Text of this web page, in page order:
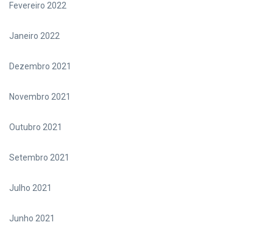
Fevereiro 2022
Janeiro 2022
Dezembro 2021
Novembro 2021
Outubro 2021
Setembro 2021
Julho 2021
Junho 2021